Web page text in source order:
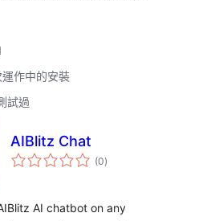
作中的安裝
試過
AIBlitz Chat
(0總
評)
AI chatbot on any